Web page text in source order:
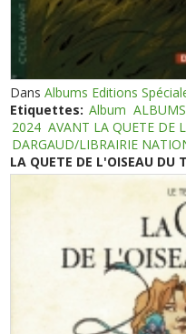
DansAlbums Editions
Etiquettes: Album
2024 AVANT LA QUETE DE
DARGAUD/LIBRAIRIE
LA QUETE DE L'OISEAU DU